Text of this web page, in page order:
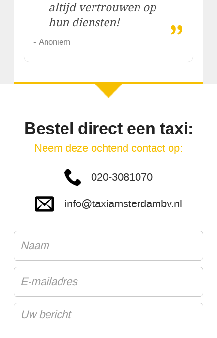
altijd vertrouwen op
hun diensten!
„
- Anoniem
Bestel direct een taxi:
Neem deze ochtend contact op:
020-3081070
info@taxiamsterdambv.nl